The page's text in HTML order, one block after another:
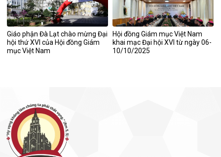
Giáo phận Đà Lạt chào mừng Đại
hội thứ XVI của Hội đồng Giám
mục Việt Nam
Hội đồng Giám mục Việt Nam
khai mạc Đại hội XVI từ ngày 06-
10/10/2025